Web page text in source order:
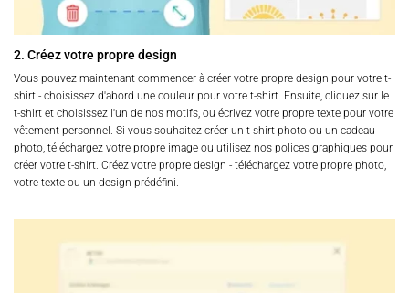
2. Créez votre propre design
Vous pouvez maintenant commencer à créer votre propre design pour votre t-
shirt - choisissez d'abord une couleur pour votre t-shirt. Ensuite, cliquez sur le
t-shirt et choisissez l'un de nos motifs, ou écrivez votre propre texte pour votre
vêtement personnel. Si vous souhaitez créer un t-shirt photo ou un cadeau
photo, téléchargez votre propre image ou utilisez nos polices graphiques pour
créer votre t-shirt. Créez votre propre design - téléchargez votre propre photo,
votre texte ou un design prédéfini.